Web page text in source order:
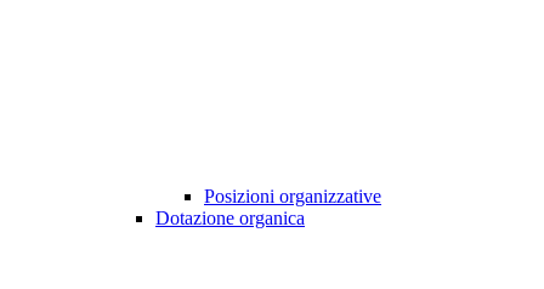
Posizioni organizzative
Dotazione organica